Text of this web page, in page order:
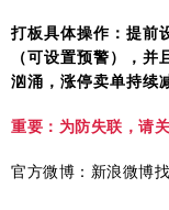
打板具体操作：提前
（可设置预警），
汹涌，涨停卖单持续
重要：为防失联，请
官方微博：新浪微博